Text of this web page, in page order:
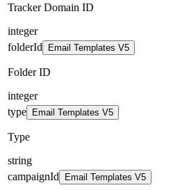
Tracker Domain ID
integer
folderId
Email Templates V5
Folder ID
integer
type
Email Templates V5
Type
string
campaignId
Email Templates V5